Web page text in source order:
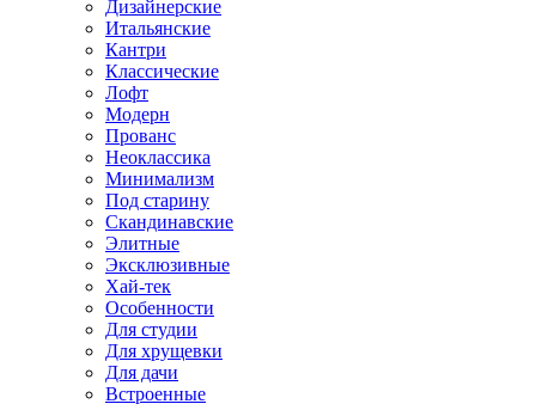
Дизайнерские
Итальянские
Кантри
Классические
Лофт
Модерн
Прованс
Неоклассика
Минимализм
Под старину
Скандинавские
Элитные
Эксклюзивные
Хай-тек
Особенности
Для студии
Для хрущевки
Для дачи
Встроенные